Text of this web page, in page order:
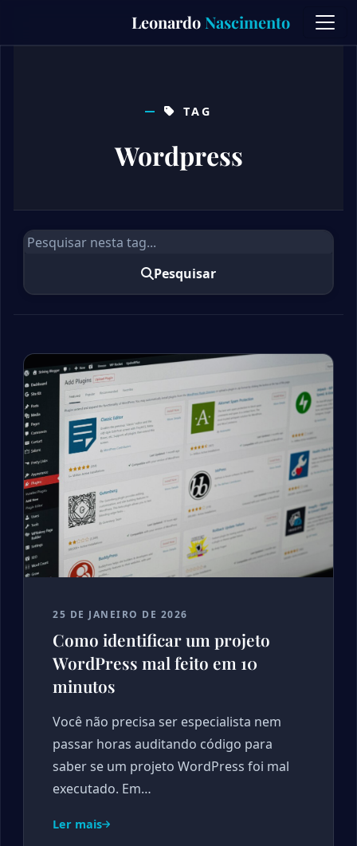
content
Leonardo Nascimento
TAG
Wordpress
Pesquisar
25 DE JANEIRO DE 2026
Como identificar um projeto
WordPress mal feito em 10
minutos
Você não precisa ser especialista nem
passar horas auditando código para
saber se um projeto WordPress foi mal
executado. Em…
Ler mais